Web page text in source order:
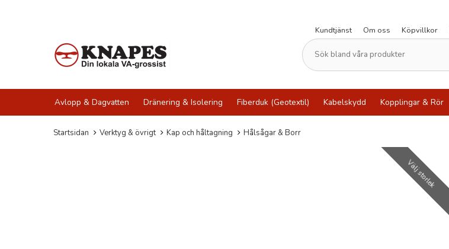
Kundtjänst
Om oss Köpvillkor
Avlopp & Dagvatten Dränering & Isolering Fiberduk (Geotextil) Kabelskydd Kopplingar & Rör
Startsidan Verktyg & övrigt Kap och håltagning Hålsågar & Borr
Välj storlek